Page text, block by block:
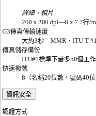
詳細、相片
200 x 200 dpi—8 x 7.7行/
G3傳真傳輸速度
大約3秒—MMR、ITU-T
傳真儲存備份
ITU#1標準下最多50個工
快速撥號
8（名稱20位數，號碼40位
資訊安全
認證方式